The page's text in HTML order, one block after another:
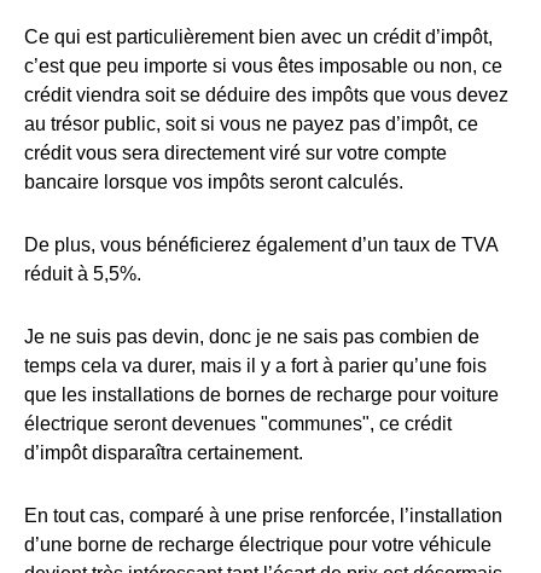
Ce qui est particulièrement bien avec un crédit d’impôt,
c’est que peu importe si vous êtes imposable ou non, ce
crédit viendra soit se déduire des impôts que vous devez
au trésor public, soit si vous ne payez pas d’impôt, ce
crédit vous sera directement viré sur votre compte
bancaire lorsque vos impôts seront calculés.
De plus, vous bénéficierez également d’un taux de TVA
réduit à 5,5%.
Je ne suis pas devin, donc je ne sais pas combien de
temps cela va durer, mais il y a fort à parier qu’une fois
que les installations de bornes de recharge pour voiture
électrique seront devenues "communes", ce crédit
d’impôt disparaîtra certainement.
En tout cas, comparé à une prise renforcée, l’installation
d’une borne de recharge électrique pour votre véhicule